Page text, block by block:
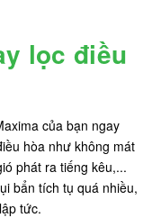
lọc điều
của bạn ngay
hòa như không mát
phát ra tiếng kêu,...
bẩn tích tụ quá nhiều,
tức.